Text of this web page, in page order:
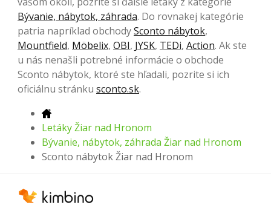
Bývanie, nábytok, záhrada. Do rovnakej kategórie
patria napríklad obchodySconto nábytok,
Mountfield, Möbelix, OBI, JYSK, TEDi, Action. Ak ste
u nás nenašli potrebné informácie o obchode
Sconto nábytok, ktoré ste hľadali, pozrite si ich
oficiálnu stránku sconto.sk.
Letáky Žiar nad Hronom
Bývanie, nábytok, záhrada Žiar nad Hronom
Sconto nábytok Žiar nad Hronom